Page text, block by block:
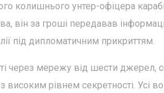
колишнього унтер-офіцера
він за гроші передавав
під дипломатичним прикриттям.
через мережу від шести джерел,
високим рівнем секретності. Усі